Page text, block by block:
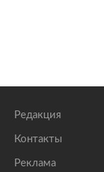
Редакция
Контакты
Реклама